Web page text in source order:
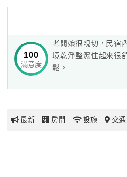
球
網
帶
100
滿意度
老闆娘很親切，民宿
境乾淨整潔住起來很
鬆。
最新 房間 設施 交通